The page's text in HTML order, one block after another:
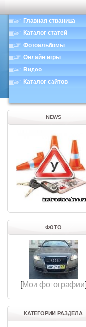
Главная страница
Каталог статей
Фотоальбомы
Онлайн игры
Видео
Каталог сайтов
NEWS
ФОТО
[Мои фотографии]
КАТЕГОРИИ РАЗДЕЛА